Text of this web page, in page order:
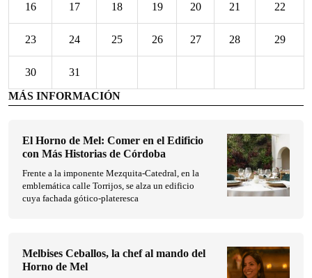
16 17 18 19 20 21 22
23 24 25 26 27 28 29
30
31
MÁS INFORMACIÓN
El Horno de Mel: Comer en el Edificio
con Más Historias de Córdoba
Frente a la imponente Mezquita-Catedral, en la
emblemática calle Torrijos, se alza un edificio
cuya fachada gótico-plateresca
Melbises Ceballos, la chef al mando del
Horno de Mel